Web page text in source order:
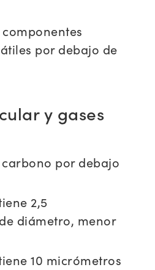
por debajo de
y gases
por debajo
2,5
diámetro, menor
10 micrómetros